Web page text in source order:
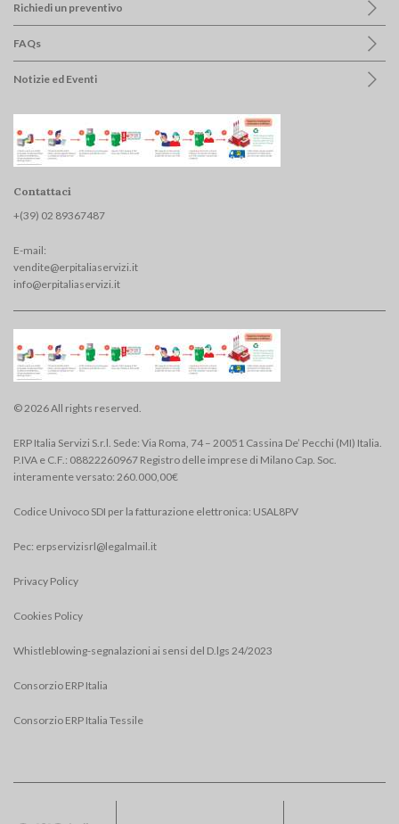
Richiedi un preventivo
FAQs
Notizie ed Eventi
Contattaci
+(39) 02 89367487
E-mail:
vendite@erpitaliaservizi.it
info@erpitaliaservizi.it
© 2026 All rights reserved.
ERP Italia Servizi S.r.l. Sede: Via Roma, 74 – 20051 Cassina De’ Pecchi (MI) Italia.
P.IVA e C.F.: 08822260967 Registro delle imprese di Milano Cap. Soc.
interamente versato: 260.000,00€
Codice Univoco SDI per la fatturazione elettronica: USAL8PV
Pec: erpservizisrl@legalmail.it
Privacy Policy
Cookies Policy
Whistleblowing-segnalazioni ai sensi del D.lgs 24/2023
Consorzio ERP Italia
Consorzio ERP Italia Tessile